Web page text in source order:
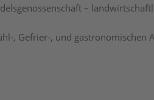
–
, Gefrier-, und gastronomischen